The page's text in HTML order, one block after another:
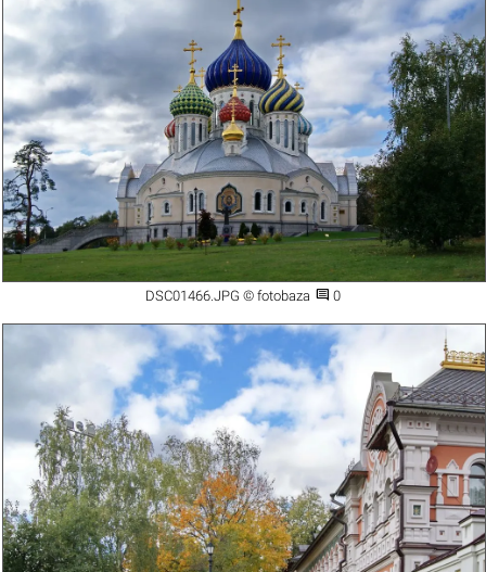
DSC01466.JPG © fotobaza  0